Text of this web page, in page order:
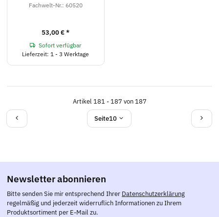
Fachwelt-Nr.: 60520
53,00 €*
Sofort verfügbar
Lieferzeit: 1 - 3 Werktage
Artikel 181 - 187 von 187
Seite10
Newsletter abonnieren
Bitte senden Sie mir entsprechend Ihrer Datenschutzerklärung
regelmäßig und jederzeit widerruflich Informationen zu Ihrem
Produktsortiment per E-Mail zu.